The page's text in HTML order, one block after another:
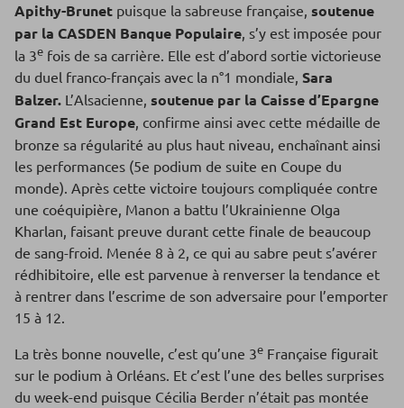
Apithy-Brunet puisque la sabreuse française, soutenue
par la CASDEN Banque Populaire, s’y est imposée pour
la 3e fois de sa carrière. Elle est d’abord sortie victorieuse
du duel franco-français avec la n°1 mondiale, Sara
Balzer. L’Alsacienne, soutenue par la Caisse d’Epargne
Grand Est Europe, confirme ainsi avec cette médaille de
bronze sa régularité au plus haut niveau, enchaînant ainsi
les performances (5e podium de suite en Coupe du
monde). Après cette victoire toujours compliquée contre
une coéquipière, Manon a battu l’Ukrainienne Olga
Kharlan, faisant preuve durant cette finale de beaucoup
de sang-froid. Menée 8 à 2, ce qui au sabre peut s’avérer
rédhibitoire, elle est parvenue à renverser la tendance et
à rentrer dans l’escrime de son adversaire pour l’emporter
15 à 12.
La très bonne nouvelle, c’est qu’une 3e Française figurait
sur le podium à Orléans. Et c’est l’une des belles surprises
du week-end puisque Cécilia Berder n’était pas montée